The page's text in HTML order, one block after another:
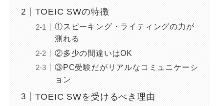
TOEIC SWの特徴
①スピーキング・ライティングの力が
測れる
②多少の間違いはOK
③PC受験だがリアルなコミュニケーシ
ョン
TOEIC SWを受けるべき理由